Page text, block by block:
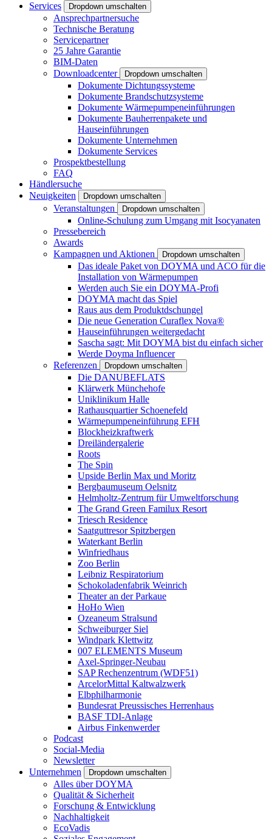
Services
Dropdown umschalten
Ansprechpartnersuche
Technische Beratung
Servicepartner
25 Jahre Garantie
BIM-Daten
Downloadcenter
Dropdown umschalten
Dokumente Dichtungssysteme
Dokumente Brandschutzsysteme
Dokumente Wärmepumpeneinführungen
Dokumente Bauherrenpakete und
Hauseinführungen
Dokumente Unternehmen
Dokumente Services
Prospektbestellung
FAQ
Händlersuche
Neuigkeiten
Dropdown umschalten
Veranstaltungen Dropdown umschalten
Online-Schulung zum Umgang mit Isocyanaten
Pressebereich
Awards
Kampagnen und Aktionen
Dropdown umschalten
Das ideale Paket von DOYMA und ACO für die
Installation von Wärmepumpen
Werden auch Sie ein DOYMA-Profi
DOYMA macht das Spiel
Raus aus dem Produktdschungel
Die neue Generation Curaflex Nova®
Hauseinführungen weitergedacht
Sascha sagt: Mit DOYMA bist du einfach sicher
Werde Doyma Influencer
Referenzen
Dropdown umschalten
Die DANUBEFLATS
Klärwerk Münchehofe
Uniklinikum Halle
Rathausquartier Schoenefeld
Wärmepumpeneinführung EFH
Blockheizkraftwerk
Dreiländergalerie
Roots
The Spin
Upside Berlin Max und Moritz
Bergbaumuseum Oelsnitz
Helmholtz-Zentrum für Umweltforschung
The Grand Green Familux Resort
Triesch Residence
Saatguttresor Spitzbergen
Waterkant Berlin
Winfriedhaus
Zoo Berlin
Leibniz Respiratorium
Schokoladenfabrik Weinrich
Theater an der Parkaue
HoHo Wien
Ozeaneum Stralsund
Schweiburger Siel
Windpark Klettwitz
007 ELEMENTS Museum
Axel-Springer-Neubau
SAP Rechenzentrum (WDF51)
ArcelorMittal Kaltwalzwerk
Elbphilharmonie
Bundesrat Preussisches Herrenhaus
BASF TDI-Anlage
Airbus Finkenwerder
Podcast
Social-Media
Newsletter
Unternehmen
Dropdown umschalten
Alles über DOYMA
Qualität & Sicherheit
Forschung & Entwicklung
Nachhaltigkeit
EcoVadis